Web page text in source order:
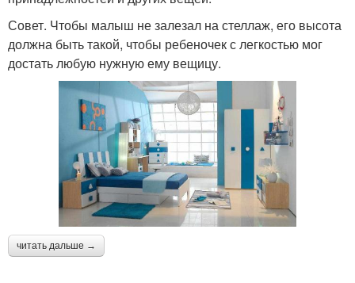
Совет. Чтобы малыш не залезал на стеллаж, его высота
должна быть такой, чтобы ребеночек с легкостью мог
достать любую нужную ему вещицу.
читать дальше →